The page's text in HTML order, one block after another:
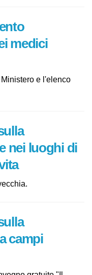
medici
e l'elenco
nei luoghi di
campi